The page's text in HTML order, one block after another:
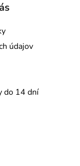
údajov
do 14 dní